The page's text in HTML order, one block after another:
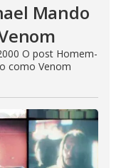
Mando
O post Homem-
como Venom